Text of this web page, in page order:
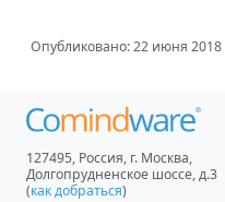
Опубликовано:22 июня 2018
127495, Россия, г. Москва,
Долгопрудненское шоссе, д.3
(как добраться)